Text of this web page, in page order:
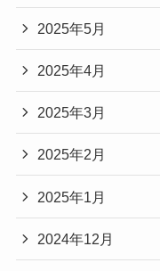
2025年5月
2025年4月
2025年3月
2025年2月
2025年1月
2024年12月